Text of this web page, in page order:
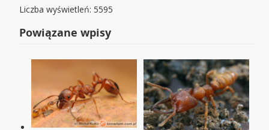
Liczba wyświetleń: 5595
Powiązane wpisy